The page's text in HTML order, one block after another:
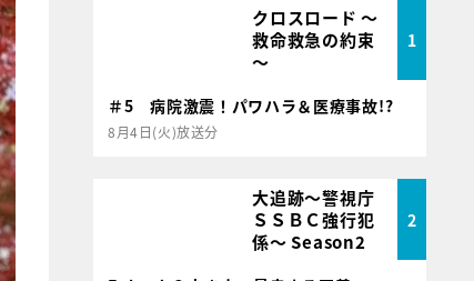
クロスロード ～
救命救急の約束
～
1
＃5 病院激震！パワハラ＆医療事故!?
8月4日(火)放送分
大追跡～警視庁
ＳＳＢＣ強行犯
係～ Season2
2